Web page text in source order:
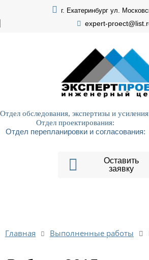
г. Екатеринбург ул.
expert-
Отдел обследования, экспертизы и
Отдел проектирования:
Отдел перепланировки и согласования:
Оставить
заявку
Главная Выполненные работы